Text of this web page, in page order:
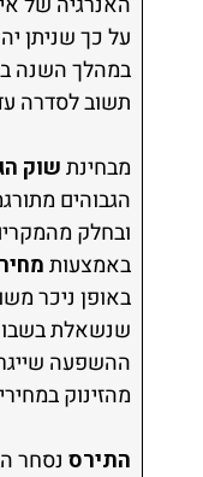
על כך שניתן יהיה
במהלך השנה במידה
תשוב לסדרה עד סוף
מבחינתשוק
הגבוהים מתורגמים
ובחלק מהמקרים גם
באמצעותמחירי
באופן ניכר משוק
שנשאלת בשבועות
ההשפעה שייגרם
מהזינוק במחירי
נסחר הבוקרבכ-